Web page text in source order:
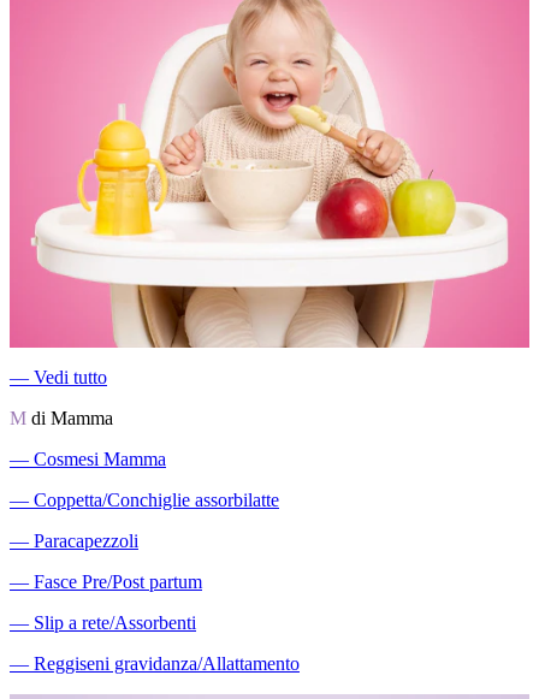
― Vedi tutto
M di Mamma
― Cosmesi Mamma
― Coppetta/Conchiglie assorbilatte
― Paracapezzoli
― Fasce Pre/Post partum
― Slip a rete/Assorbenti
― Reggiseni gravidanza/Allattamento